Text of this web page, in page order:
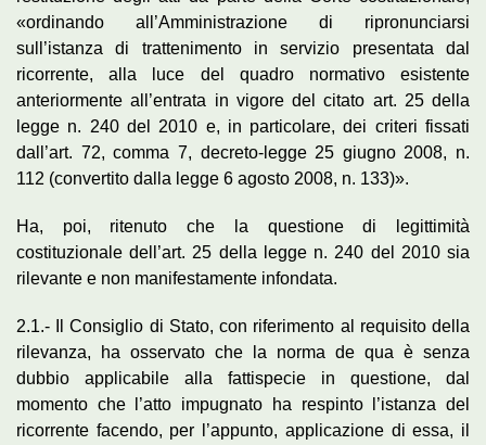
«ordinando all’Amministrazione di ripronunciarsi
sull’istanza di trattenimento in servizio presentata dal
ricorrente, alla luce del quadro normativo esistente
anteriormente all’entrata in vigore del citato art. 25 della
legge n. 240 del 2010 e, in particolare, dei criteri fissati
dall’art. 72, comma 7, decreto-legge 25 giugno 2008, n.
112 (convertito dalla legge 6 agosto 2008, n. 133)».
Ha, poi, ritenuto che la questione di legittimità
costituzionale dell’art. 25 della legge n. 240 del 2010 sia
rilevante e non manifestamente infondata.
2.1.- Il Consiglio di Stato, con riferimento al requisito della
rilevanza, ha osservato che la norma de qua è senza
dubbio applicabile alla fattispecie in questione, dal
momento che l’atto impugnato ha respinto l’istanza del
ricorrente facendo, per l’appunto, applicazione di essa, il